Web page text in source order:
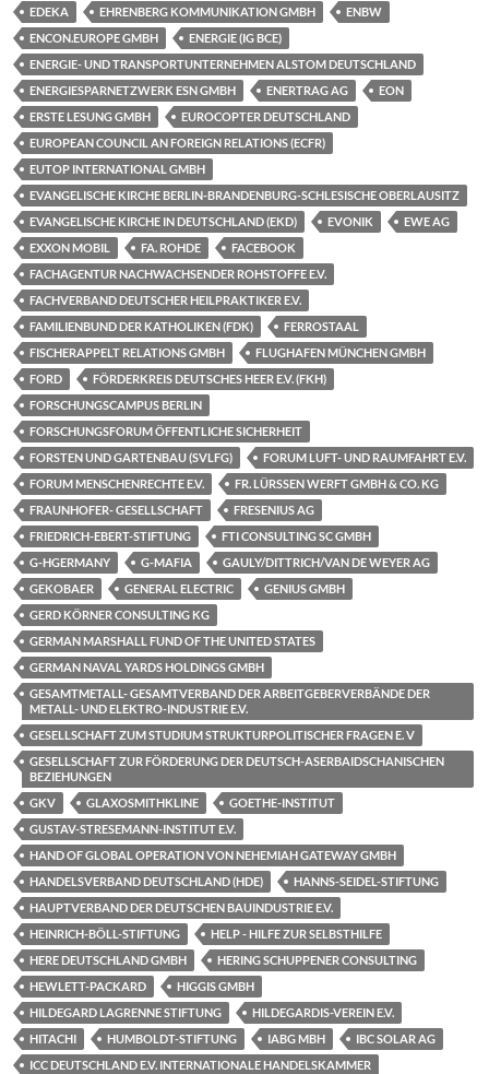
EDEKA EHRENBERG KOMMUNIKATION GMBH
ENBW
ENCON.EUROPE GMBH
ENERGIE (IG BCE)
ENERGIE- UND TRANSPORTUNTERNEHMEN ALSTOM DEUTSCHLAND
ENERGIESPARNETZWERK ESN GMBH
ENERTRAG AG
EON
ERSTE LESUNG GMBH
EUROCOPTER DEUTSCHLAND
EUROPEAN COUNCIL AN FOREIGN RELATIONS (ECFR)
EUTOP INTERNATIONAL GMBH
EVANGELISCHE KIRCHE BERLIN-BRANDENBURG-SCHLESISCHE OBERLAUSITZ
EVANGELISCHE KIRCHE IN DEUTSCHLAND (EKD)
EVONIK
EWE AG
EXXON MOBIL
FA. ROHDE
FACEBOOK
FACHAGENTUR NACHWACHSENDER ROHSTOFFE E.V.
FACHVERBAND DEUTSCHER HEILPRAKTIKER E.V.
FAMILIENBUND DER KATHOLIKEN (FDK)
FERROSTAAL
FISCHERAPPELT RELATIONS GMBH
FLUGHAFEN MÜNCHEN GMBH
FORD
FÖRDERKREIS DEUTSCHES HEER E.V. (FKH)
FORSCHUNGSCAMPUS BERLIN
FORSCHUNGSFORUM ÖFFENTLICHE SICHERHEIT
FORSTEN UND GARTENBAU (SVLFG)
FORUM LUFT- UND RAUMFAHRT E.V.
FORUM MENSCHENRECHTE E.V.
FR. LÜRSSEN WERFT GMBH & CO. KG
FRAUNHOFER- GESELLSCHAFT
FRESENIUS AG
FRIEDRICH-EBERT-STIFTUNG
FTI CONSULTING SC GMBH
G-HGERMANY
G-MAFIA
GAULY/DITTRICH/VAN DE WEYER AG
GEKOBAER
GENERAL ELECTRIC
GENIUS GMBH
GERD KÖRNER CONSULTING KG
GERMAN MARSHALL FUND OF THE UNITED STATES
GERMAN NAVAL YARDS HOLDINGS GMBH
GESAMTMETALL- GESAMTVERBAND DER ARBEITGEBERVERBÄNDE DER
METALL- UND ELEKTRO-INDUSTRIE E.V.
GESELLSCHAFT ZUM STUDIUM STRUKTURPOLITISCHER FRAGEN E. V
GESELLSCHAFT ZUR FÖRDERUNG DER DEUTSCH-ASERBAIDSCHANISCHEN
BEZIEHUNGEN
GKV
GLAXOSMITHKLINE
GOETHE-INSTITUT
GUSTAV-STRESEMANN-INSTITUT E.V.
HAND OF GLOBAL OPERATION VON NEHEMIAH GATEWAY GMBH
HANDELSVERBAND DEUTSCHLAND (HDE)
HANNS-SEIDEL-STIFTUNG
HAUPTVERBAND DER DEUTSCHEN BAUINDUSTRIE E.V.
HEINRICH-BÖLL-STIFTUNG
HELP - HILFE ZUR SELBSTHILFE
HERE DEUTSCHLAND GMBH
HERING SCHUPPENER CONSULTING
HEWLETT-PACKARD
HIGGIS GMBH
HILDEGARD LAGRENNE STIFTUNG
HILDEGARDIS-VEREIN E.V.
HITACHI
HUMBOLDT-STIFTUNG IABG MBH
IBC SOLAR AG
ICC DEUTSCHLAND E.V. INTERNATIONALE HANDELSKAMMER